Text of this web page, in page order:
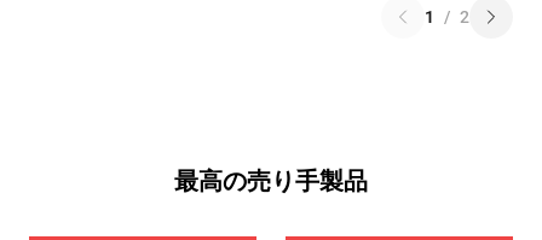
1 / 2
最高の売り手製品